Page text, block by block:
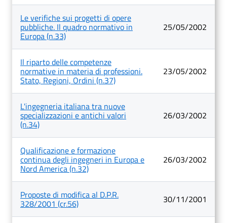
Le verifiche sui progetti di opere
pubbliche. Il quadro normativo in
Europa (n.33)
25/05/2002
Il riparto delle competenze
normative in materia di professioni.
Stato, Regioni, Ordini (n.37)
23/05/2002
L'ingegneria italiana tra nuove
specializzazioni e antichi valori
(n.34)
26/03/2002
Qualificazione e formazione
continua degli ingegneri in Europa e
Nord America (n.32)
26/03/2002
Proposte di modifica al D.P.R.
328/2001 (cr.56) 30/11/2001